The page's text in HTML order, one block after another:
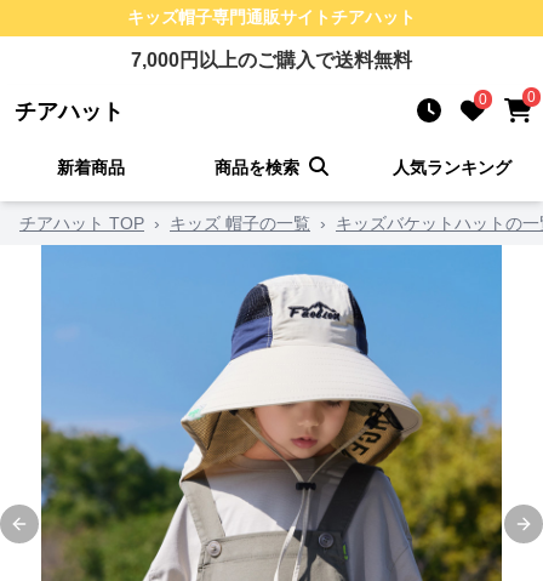
キッズ帽子専門通販サイトチアハット
7,000円以上のご購入で送料無料
チアハット 0 0
新着商品 商品を検索 人気ランキング
チアハット TOP › キッズ 帽子の一覧 › キッズバケットハットの一
Previous slide